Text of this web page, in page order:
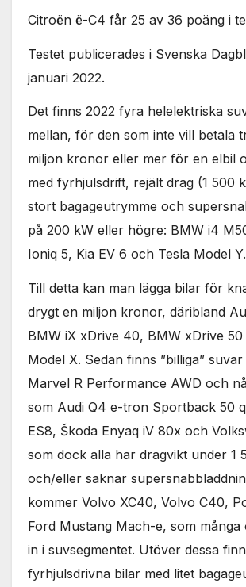
Citroën ë-C4 får 25 av 36 poäng i
Testet publicerades i Svenska
januari 2022.
Det finns 2022 fyra helelektriska
mellan, för den som inte vill betala
miljon kronor eller mer för en elbil
med fyrhjulsdrift, rejält drag (1 500
stort bagageutrymme och
på 200 kW eller högre: BMW i4
Ioniq 5, Kia EV 6 och Tesla Model Y.
Till detta kan man lägga bilar för
drygt en miljon kronor, däribland
BMW iX xDrive 40, BMW xDrive 50
Model X. Sedan finns ”billiga”
Marvel R Performance AWD och
som Audi Q4 e-tron Sportback 50
ES8, Škoda Enyaq iV 80x och
som dock alla har dragvikt under 1
och/eller saknar
kommer Volvo XC40, Volvo C40,
Ford Mustang Mach-e, som
in i suvsegmentet. Utöver dessa
fyrhjulsdrivna bilar med litet
Dessa
välja
att
över
fungera.
Statistik
För att
kunna
baserat